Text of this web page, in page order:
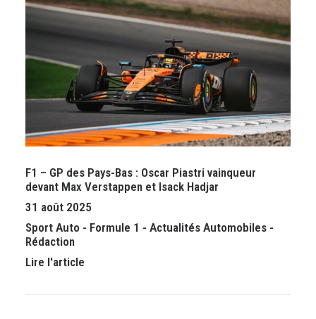
F1 – GP des Pays-Bas : Oscar Piastri vainqueur
devant Max Verstappen et Isack Hadjar
31 août 2025
Sport Auto - Formule 1 - Actualités Automobiles -
Rédaction
Lire l'article